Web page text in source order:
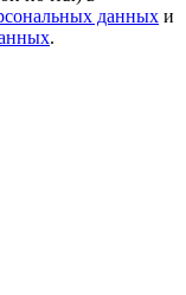
данных и
.